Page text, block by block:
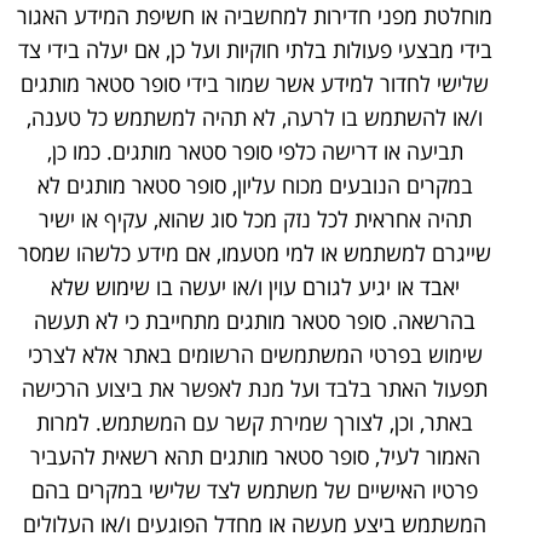
מוחלטת מפני חדירות למחשביה או חשיפת המידע האגור
בידי מבצעי פעולות בלתי חוקיות ועל כן, אם יעלה בידי צד
שלישי לחדור למידע אשר שמור בידי סופר סטאר מותגים
ו/או להשתמש בו לרעה, לא תהיה למשתמש כל טענה,
תביעה או דרישה כלפי סופר סטאר מותגים. כמו כן,
במקרים הנובעים מכוח עליון, סופר סטאר מותגים לא
תהיה אחראית לכל נזק מכל סוג שהוא, עקיף או ישיר
שייגרם למשתמש או למי מטעמו, אם מידע כלשהו שמסר
יאבד או יגיע לגורם עוין ו/או יעשה בו שימוש שלא
בהרשאה. סופר סטאר מותגים מתחייבת כי לא תעשה
שימוש בפרטי המשתמשים הרשומים באתר אלא לצרכי
תפעול האתר בלבד ועל מנת לאפשר את ביצוע הרכישה
באתר, וכן, לצורך שמירת קשר עם המשתמש. למרות
האמור לעיל, סופר סטאר מותגים תהא רשאית להעביר
פרטיו האישיים של משתמש לצד שלישי במקרים בהם
המשתמש ביצע מעשה או מחדל הפוגעים ו/או העלולים